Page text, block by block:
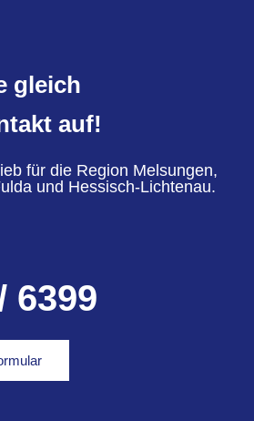
gleich
auf!
für die Region Melsungen,
und Hessisch-Lichtenau.
6399